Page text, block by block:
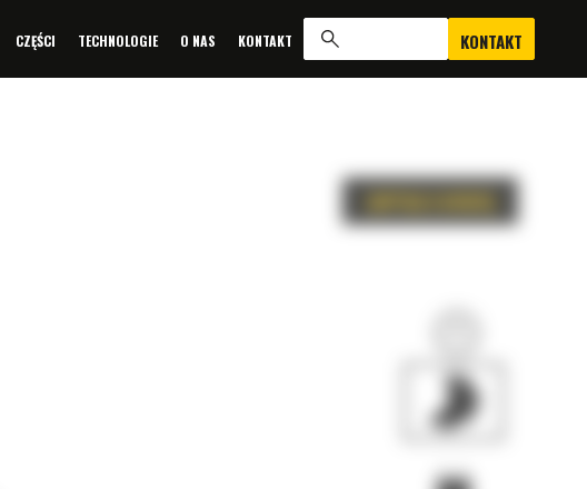
CZĘŚCI TECHNOLOGIE O NAS KONTAKT KONTAKT